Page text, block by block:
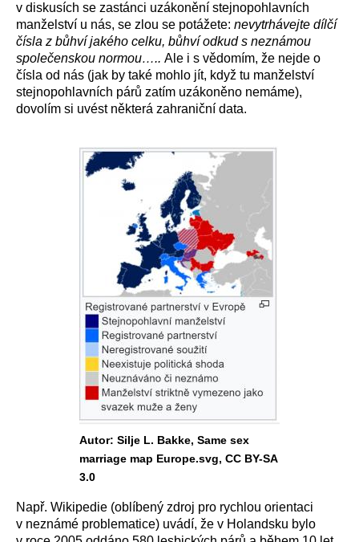
v diskusích se zastánci uzákonění stejnopohlavních
manželství u nás, se zlou se potážete: nevytrhávejte dílčí
čísla z bůhví jakého celku, bůhví odkud s neznámou
společenskou normou….. Ale i s vědomím, že nejde o
čísla od nás (jak by také mohlo jít, když tu manželství
stejnopohlavních párů zatím uzákoněno nemáme),
dovolím si uvést některá zahraniční data.
Autor: Silje L. Bakke, Same sex
marriage map Europe.svg, CC BY-SA
3.0
Např. Wikipedie (oblíbený zdroj pro rychlou orientaci
v neznámé problematice) uvádí, že v Holandsku bylo